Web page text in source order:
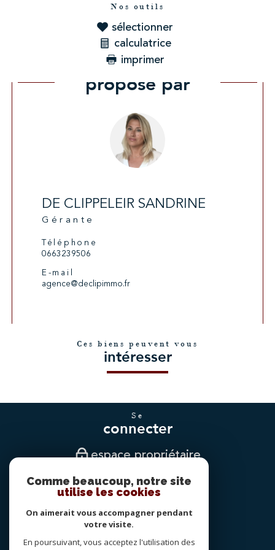
Nos outils
sélectionner
calculatrice
imprimer
Ce bien vous est
proposé par
DE CLIPPELEIR SANDRINE
Gérante
Téléphone
0663239506
E-mail
agence@declipimmo.fr
Ces biens peuvent vous
intéresser
se
connecter
espace propriétaire
nous
suivre
Comme beaucoup, notre site
utilise les cookies
On aimerait vous accompagner pendant
votre visite.
En poursuivant, vous acceptez l'utilisation des